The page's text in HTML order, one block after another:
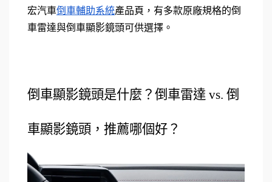
宏汽車倒車輔助系統產品頁，有多款原廠規格的倒
車雷達與倒車顯影鏡頭可供選擇。
倒車顯影鏡頭是什麼？倒車雷達 vs. 倒
車顯影鏡頭，推薦哪個好？